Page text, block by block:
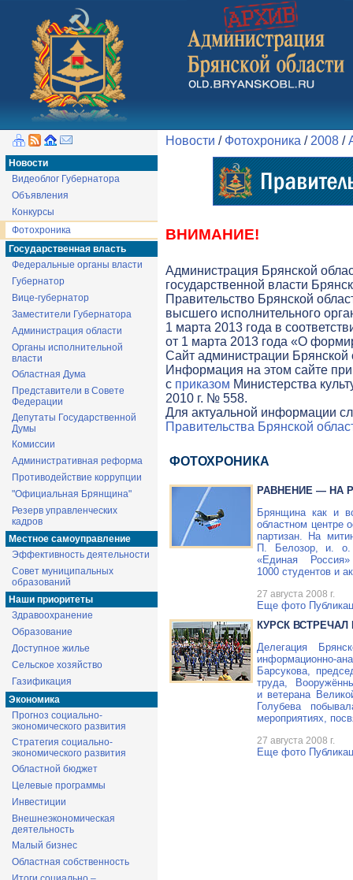
Новости
Видеоблог Губернатора
Объявления
Конкурсы
Фотохроника
Государственная власть
Федеральные органы власти
Губернатор
Вице-губернатор
Заместители Губернатора
Администрация области
Органы исполнительной
власти
Областная Дума
Представители в Совете
Федерации
Депутаты Государственной
Думы
Комиссии
Административная реформа
Противодействие коррупции
"Официальная Брянщина"
Резерв управленческих
кадров
Местное самоуправление
Эффективность деятельности
Совет муниципальных
образований
Наши приоритеты
Здравоохранение
Образование
Доступное жилье
Сельское хозяйство
Газификация
Экономика
Прогноз социально-
экономического развития
Стратегия социально-
экономического развития
Областной бюджет
Целевые программы
Инвестиции
Внешнеэкономическая
деятельность
Малый бизнес
Областная собственность
Новости / Фотохроника / 2008 /
ВНИМАНИЕ!
Администрация Брянской
государственной власти
Правительство Брянской
высшего исполнительного
1 марта 2013 года в
от 1 марта 2013 года «О
Cайт администрации Брянской
Информация на этом сайте
с приказом Министерства
2010 г. № 558.
Для актуальной информации
Правительства Брянской
ФОТОХРОНИКА
РАВНЕНИЕ — НА
Брянщина как и
областном центре
партизан. На
П. Белозор, и. о.
«Единая
1000 студентов и
27 августа 2008 г.
Еще фото
КУРСК
Делегация
информационно-
Барсукова,
труда,
и ветерана
Голубева
мероприятиях,
27 августа 2008 г.
Еще фото